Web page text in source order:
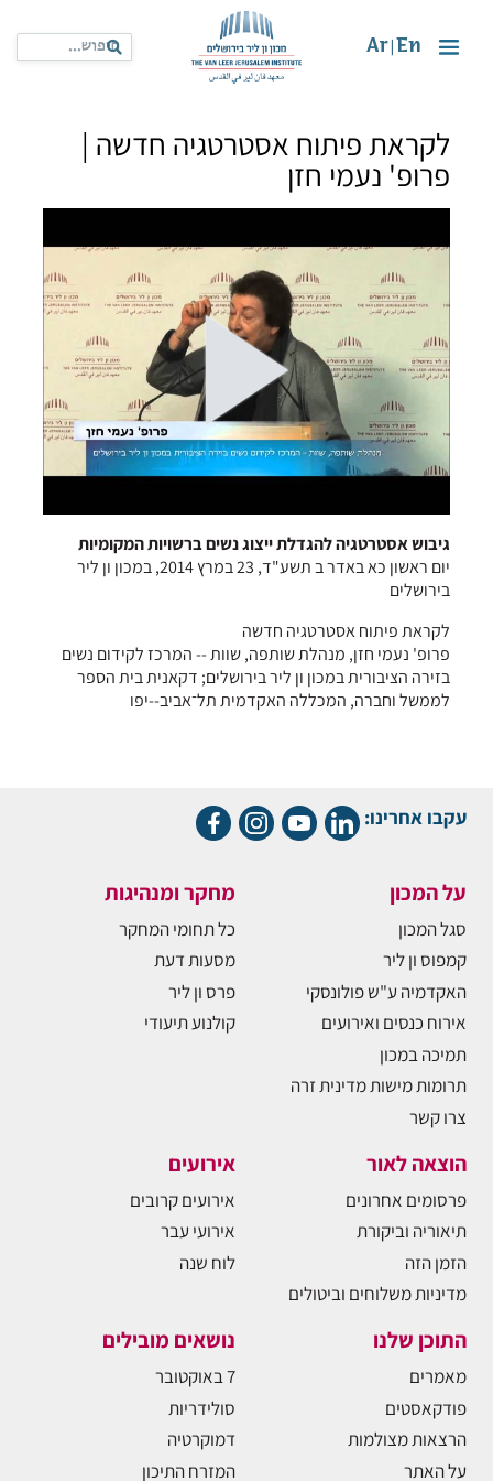
En
Ar
לקראת פיתוח אסטרטגיה חדשה |
פרופ' נעמי חזן
גיבוש אסטרטגיה להגדלת ייצוג נשים ברשויות המקומיות
יום ראשון כא באדר ב תשע"ד, 23 במרץ 2014, במכון ון ליר
בירושלים
לקראת פיתוח אסטרטגיה חדשה
פרופ' נעמי חזן, מנהלת שותפה, שוות -- המרכז לקידום נשים
בזירה הציבורית במכון ון ליר בירושלים; דקאנית בית הספר
לממשל וחברה, המכללה האקדמית תל־אביב--יפו
עקבו אחרינו:
על המכון
סגל המכון
קמפוס ון ליר
האקדמיה ע"ש פולונסקי
אירוח כנסים ואירועים
תמיכה במכון
תרומות מישות מדינית זרה
צרו קשר
מחקר ומנהיגות
כל תחומי המחקר
מסעות דעת
פרס ון ליר
קולנוע תיעודי
הוצאה לאור
פרסומים אחרונים
תיאוריה וביקורת
הזמן הזה
מדיניות משלוחים וביטולים
אירועים
אירועים קרובים
אירועי עבר
לוח שנה
התוכן שלנו
מאמרים
פודקאסטים
הרצאות מצולמות
על האתר
נושאים מובילים
7 באוקטובר
סולידריות
דמוקרטיה
המזרח התיכון